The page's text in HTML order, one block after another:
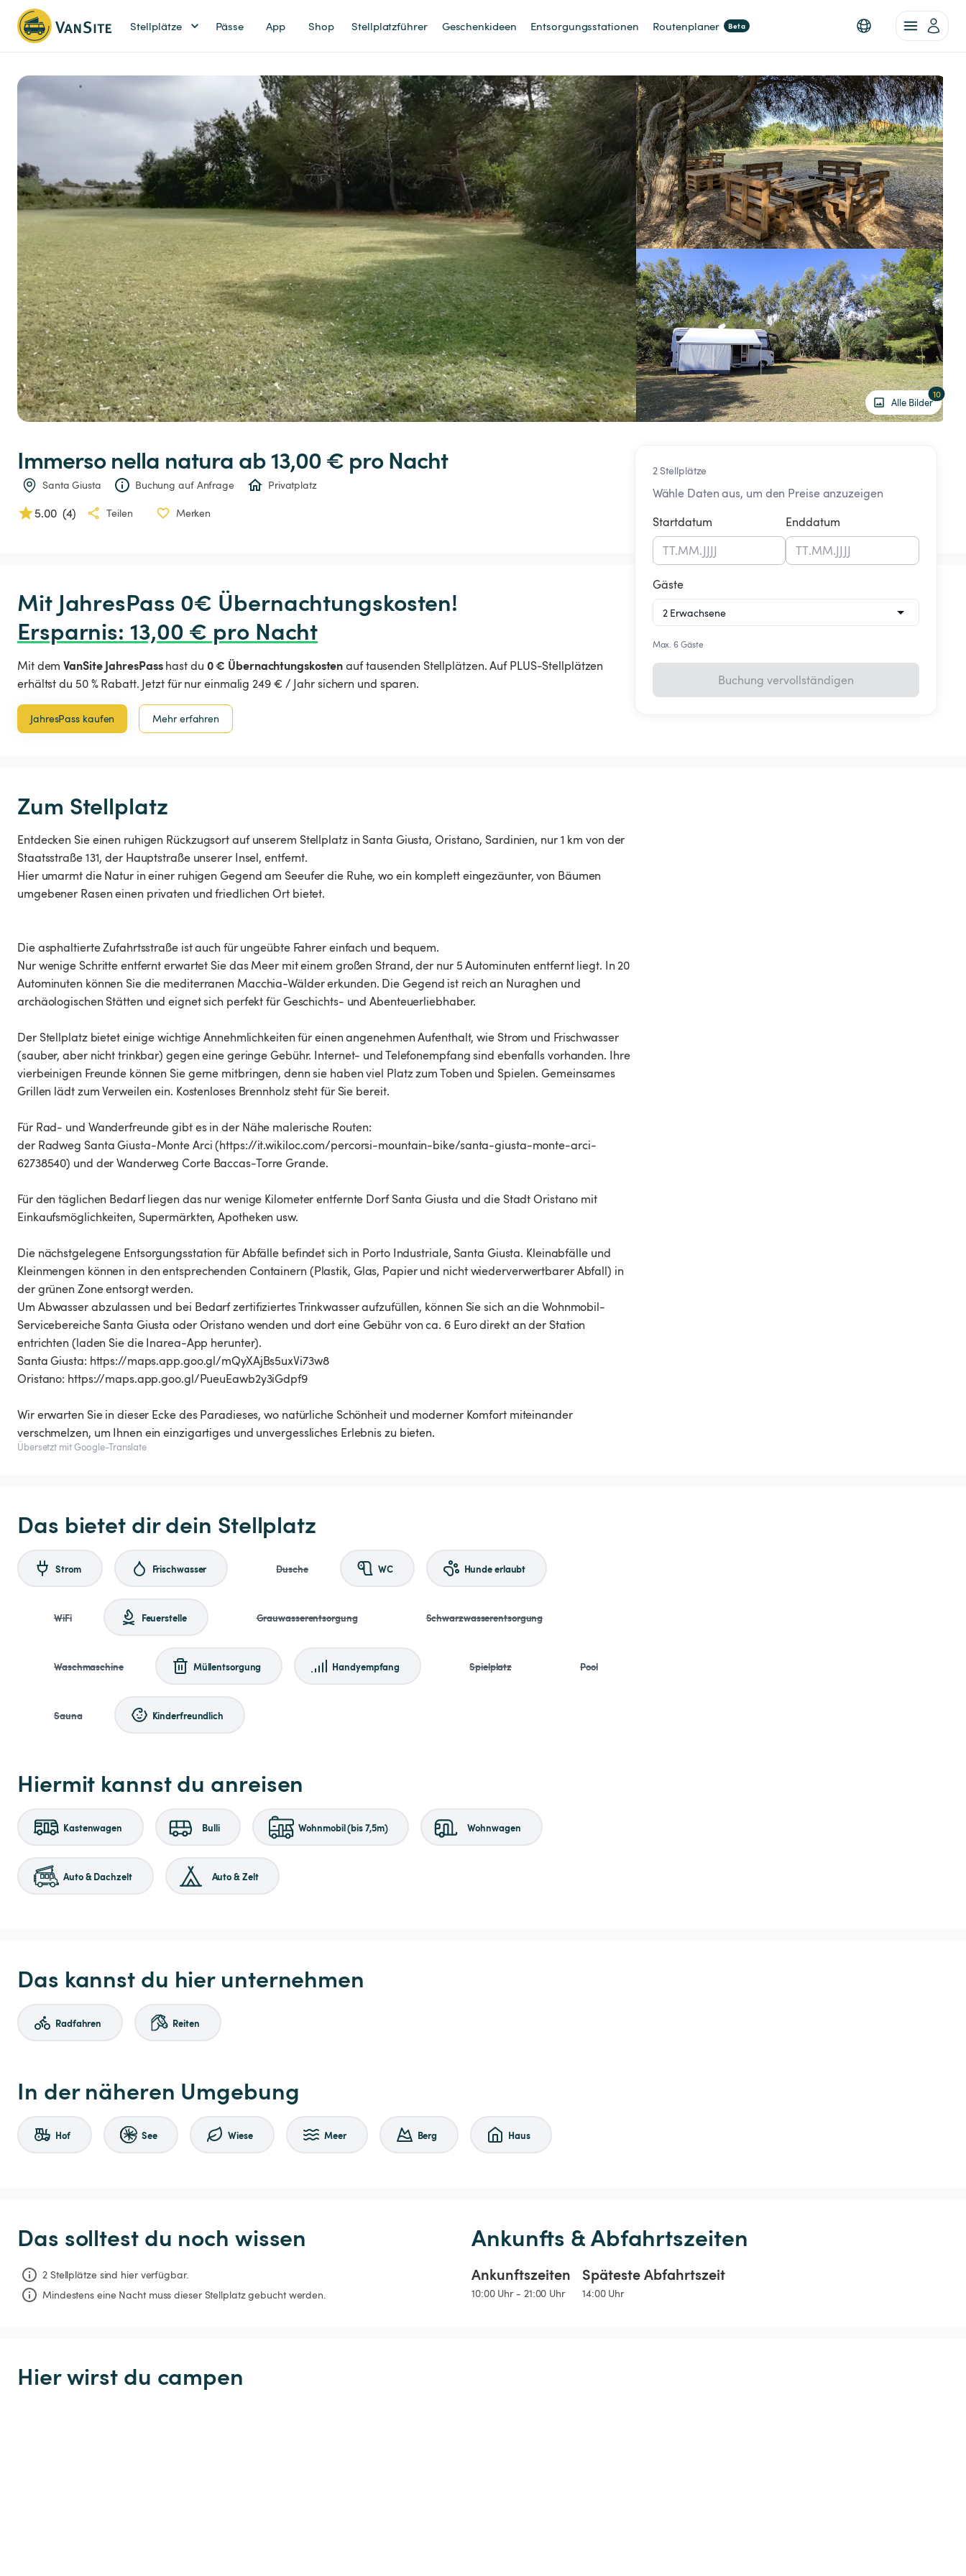
Stellplätze Pässe App Shop Stellplatzführer Geschenkideen Entsorgungsstationen Routenplaner Beta
Alle Bilder
10
Immerso nella natura ab 13,00 € pro Nacht
Santa Giusta Buchung auf Anfrage Privatplatz
5.00 (4) Teilen Merken
2 Stellplätze
Wähle Daten aus, um den Preise anzuzeigen
Startdatum
TT.MM.JJJJ
Enddatum
TT.MM.JJJJ
Gäste
Max. 6 Gäste
Buchung vervollständigen
Ersparnis: 13,00 € pro Nacht
Mit demVanSite JahresPasshast du 0 € Übernachtungskostenauf tausenden Stellplätzen. Auf PLUS-Stellplätzen
erhältst du 50 % Rabatt. Jetzt für nur einmalig 249 € / Jahr sichern und sparen.
JahresPass kaufen Mehr erfahren
Zum Stellplatz
Entdecken Sie einen ruhigen Rückzugsort auf unserem Stellplatz in Santa Giusta, Oristano, Sardinien, nur 1 km von der
Staatsstraße 131, der Hauptstraße unserer Insel, entfernt.
Hier umarmt die Natur in einer ruhigen Gegend am Seeufer die Ruhe, wo ein komplett eingezäunter, von Bäumen
umgebener Rasen einen privaten und friedlichen Ort bietet.
Die asphaltierte Zufahrtsstraße ist auch für ungeübte Fahrer einfach und bequem.
Nur wenige Schritte entfernt erwartet Sie das Meer mit einem großen Strand, der nur 5 Autominuten entfernt liegt. In 20
Autominuten können Sie die mediterranen Macchia-Wälder erkunden. Die Gegend ist reich an Nuraghen und
archäologischen Stätten und eignet sich perfekt für Geschichts- und Abenteuerliebhaber.
Der Stellplatz bietet einige wichtige Annehmlichkeiten für einen angenehmen Aufenthalt, wie Strom und Frischwasser
(sauber, aber nicht trinkbar) gegen eine geringe Gebühr. Internet- und Telefonempfang sind ebenfalls vorhanden. Ihre
vierbeinigen Freunde können Sie gerne mitbringen, denn sie haben viel Platz zum Toben und Spielen. Gemeinsames
Grillen lädt zum Verweilen ein. Kostenloses Brennholz steht für Sie bereit.
Für Rad- und Wanderfreunde gibt es in der Nähe malerische Routen:
der Radweg Santa Giusta-Monte Arci (https://it.wikiloc.com/percorsi-mountain-bike/santa-giusta-monte-arci-
62738540) und der Wanderweg Corte Baccas-Torre Grande.
Für den täglichen Bedarf liegen das nur wenige Kilometer entfernte Dorf Santa Giusta und die Stadt Oristano mit
Einkaufsmöglichkeiten, Supermärkten, Apotheken usw.
Die nächstgelegene Entsorgungsstation für Abfälle befindet sich in Porto Industriale, Santa Giusta. Kleinabfälle und
Kleinmengen können in den entsprechenden Containern (Plastik, Glas, Papier und nicht wiederverwertbarer Abfall) in
der grünen Zone entsorgt werden.
Um Abwasser abzulassen und bei Bedarf zertifiziertes Trinkwasser aufzufüllen, können Sie sich an die Wohnmobil-
Servicebereiche Santa Giusta oder Oristano wenden und dort eine Gebühr von ca. 6 Euro direkt an der Station
entrichten (laden Sie die Inarea-App herunter).
Santa Giusta: https://maps.app.goo.gl/mQyXAjBs5uxVi73w8
Oristano: https://maps.app.goo.gl/PueuEawb2y3iGdpf9
Wir erwarten Sie in dieser Ecke des Paradieses, wo natürliche Schönheit und moderner Komfort miteinander
verschmelzen, um Ihnen ein einzigartiges und unvergessliches Erlebnis zu bieten.
Übersetzt mit Google-Translate
Das bietet dir dein Stellplatz
Strom Frischwasser Dusche WC Hunde erlaubt
WiFi Feuerstelle Grauwasserentsorgung Schwarzwasserentsorgung
Waschmaschine Müllentsorgung Handyempfang Spielplatz Pool
Sauna Kinderfreundlich
Hiermit kannst du anreisen
Kastenwagen Bulli Wohnmobil (bis 7,5m) Wohnwagen
Auto & Dachzelt Auto & Zelt
Das kannst du hier unternehmen
Radfahren Reiten
In der näheren Umgebung
Hof See Wiese Meer Berg Haus
Das solltest du noch wissen
2 Stellplätze sind hier verfügbar.
Mindestens eine Nacht muss dieser Stellplatz gebucht werden.
Ankunfts & Abfahrtszeiten
Ankunftszeiten
10:00 Uhr - 21:00 Uhr
Späteste Abfahrtszeit
14:00 Uhr
Hier wirst du campen